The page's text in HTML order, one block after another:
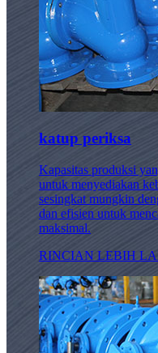
katup periksa
Kapasitas produksi
untuk menyediakan
sesingkat mungkin
dan efisien untuk
maksimal.
RINCIAN LEBIH